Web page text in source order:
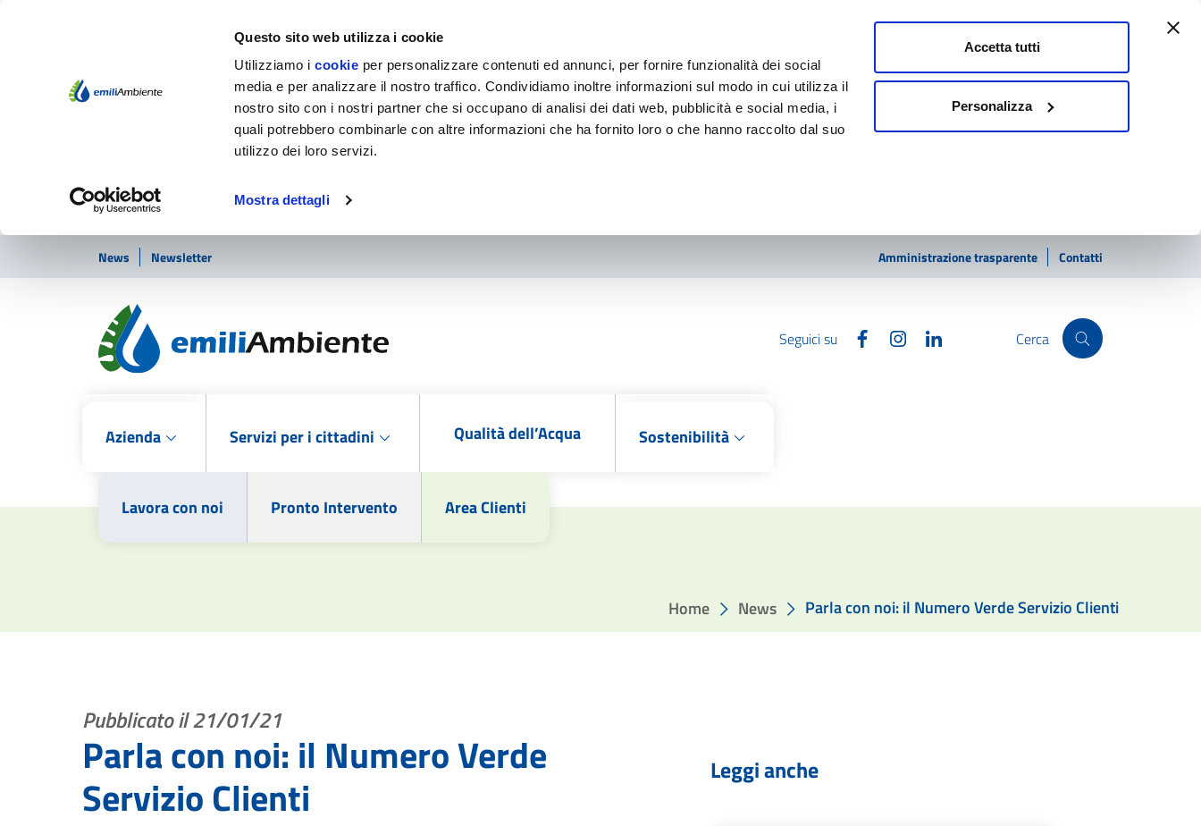
Questo sito web utilizza i cookie
Utilizziamo icookie per personalizzare contenuti ed annunci, per fornire funzionalità dei social
media e per analizzare il nostro traffico. Condividiamo inoltre informazioni sul modo in cui utilizza il
nostro sito con i nostri partner che si occupano di analisi dei dati web, pubblicità e social media, i
quali potrebbero combinarle con altre informazioni che ha fornito loro o che hanno raccolto dal suo
utilizzo dei loro servizi.
Mostra dettagli
Accetta tutti
Personalizza
News Newsletter Amministrazione trasparente Contatti
Seguici su FacebookInstagram Cerca
Azienda Servizi per i cittadini Qualità dell’Acqua Sostenibilità
Lavora con noi Pronto Intervento Area Clienti
Home News Parla con noi: il Numero Verde Servizio Clienti
Pubblicato il 21/01/21
Parla con noi: il Numero Verde
Servizio Clienti
Leggi anche